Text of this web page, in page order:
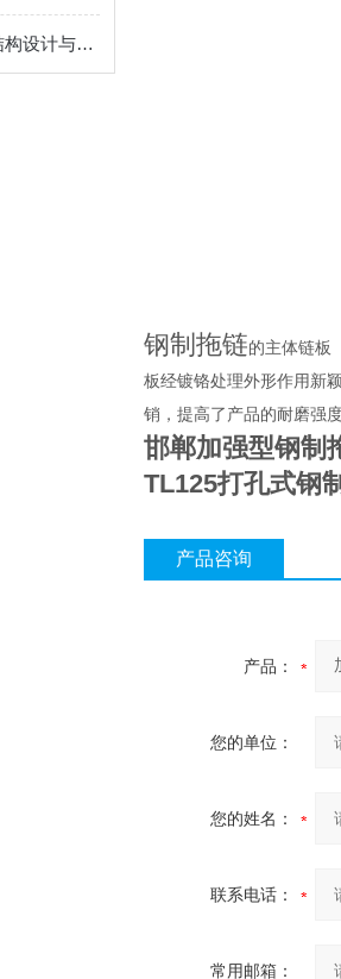
液压支架立柱防尘罩结构设计与密封防护原理
钢制拖链的主体链板
板经镀铬处理外形作用新
销，提高了产品的耐磨强
邯郸加强型钢制
TL125打孔式钢
产品咨询
产品：
您的单位：
您的姓名：
联系电话：
常用邮箱：